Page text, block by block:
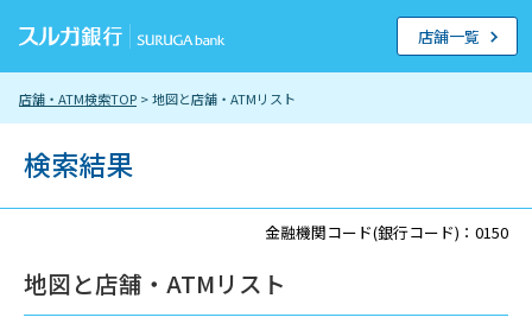
店舗・ATM検索TOP > 地図と店舗・ATMリスト
店舗一覧
検索結果
金融機関コード(銀行コード)：0150
地図と店舗・ATMリスト